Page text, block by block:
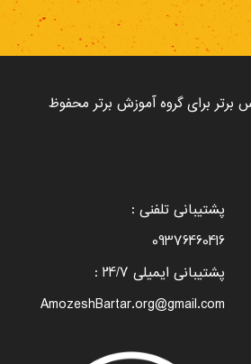
برای گروهآموزش برترمحفوظ
پشتیبانی تلفنی :
09376460416
پشتیبانی ایمیلی 24/7 :
AmozeshBartar.org@gmail.com